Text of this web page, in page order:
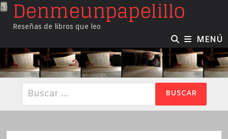
SaltarDenmeunpapelillo
Reseñas de libros que leo
MENÚ
Buscar: